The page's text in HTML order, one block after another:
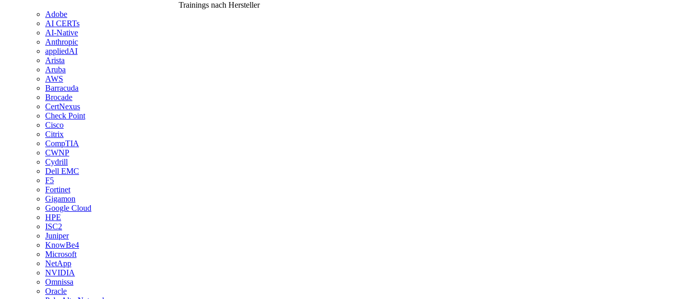
Trainings nach Hersteller
Adobe
AI CERTs
AI-Native
Anthropic
appliedAI
Arista
Aruba
AWS
Barracuda
Brocade
CertNexus
Check Point
Cisco
Citrix
CompTIA
CWNP
Cydrill
Dell EMC
F5
Fortinet
Gigamon
Google Cloud
HPE
ISC2
Juniper
KnowBe4
Microsoft
NetApp
NVIDIA
Omnissa
Oracle